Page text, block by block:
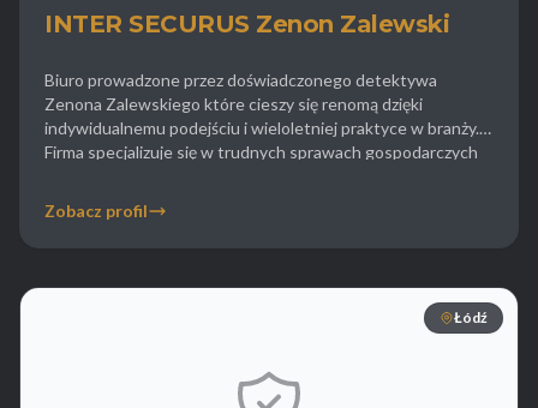
INTER SECURUS Zenon Zalewski
Biuro prowadzone przez doświadczonego detektywa
Zenona Zalewskiego które cieszy się renomą dzięki
indywidualnemu podejściu i wieloletniej praktyce w branży.
Firma specjalizuje się w trudnych sprawach gospodarczych
usługi wywiadowcze polegające na prześwietlaniu kondycji
finansowej spółek co jest kluczowe przed podjęciem decyzji
Zobacz profil
Łódź